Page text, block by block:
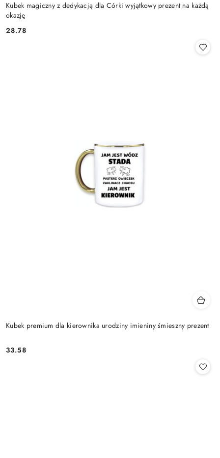
Kubek magiczny z dedykacją dla Córki wyjątkowy prezent na każdą
okazję
Cena:
28.78
Kubek premium dla kierownika urodziny imieniny śmieszny prezent
Cena:
33.58